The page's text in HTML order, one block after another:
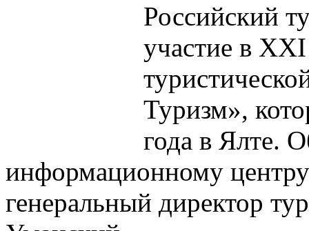
Российский
участие в
Туризм»,
года в Ялте.
информационному
генеральный директор